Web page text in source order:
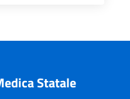
Statale